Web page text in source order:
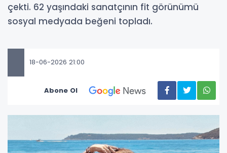
çekti. 62 yaşındaki sanatçının fit görünümü
sosyal medyada beğeni topladı.
18-06-2026 21:00
Abone Ol